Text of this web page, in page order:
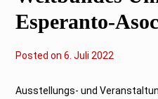
Esperanto-
Posted on6
u
6. Juli 2022
Ausstellungs- und